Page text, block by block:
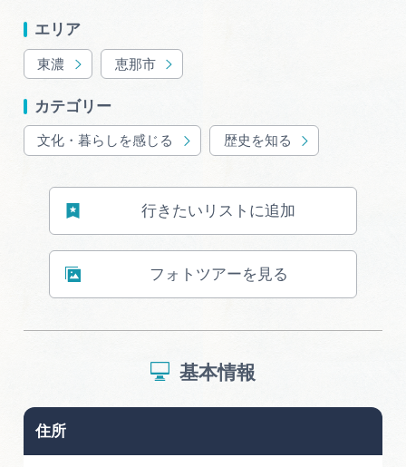
エリア
東濃 恵那市
カテゴリー
文化・暮らしを感じる 歴史を知る
行きたいリストに追加
フォトツアーを見る
基本情報
住所